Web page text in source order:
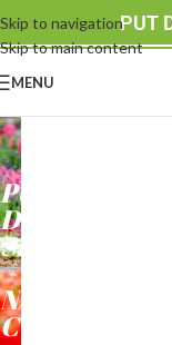
Skip to navigation
Skip to main content
PUT
MENU
MIHALEK
PUT
DO
SREĆE
-
NAŠE
CVEĆE